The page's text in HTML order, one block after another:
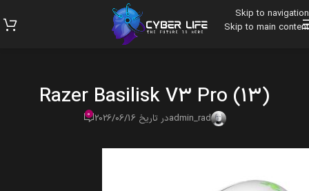
Skip to navigation
Skip to main content
Razer Basilisk V3 Pro (13)
admin_radدر تاریخ 2026/06/16 0